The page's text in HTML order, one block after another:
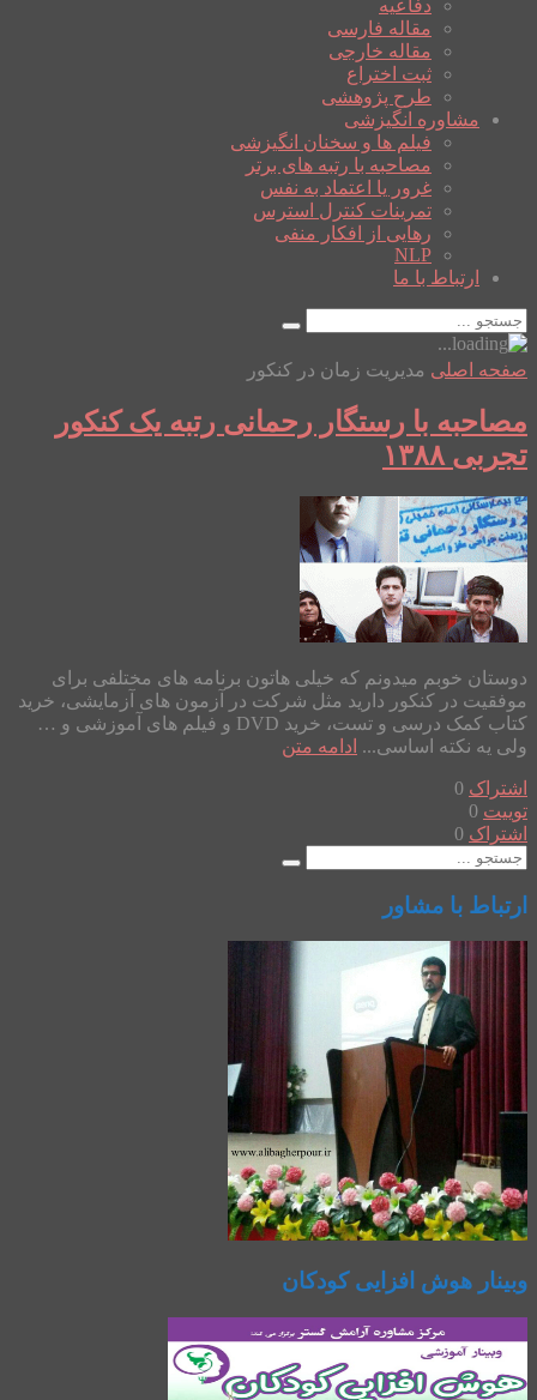
دفاعیه
مقاله فارسی
مقاله خارجی
ثبت اختراع
طرح پژوهشی
مشاوره انگیزشی
فیلم ها و سخنان انگیزشی
مصاحبه با رتبه های برتر
غرور یا اعتماد به نفس
تمرینات کنترل استرس
رهایی از افکار منفی
NLP
ارتباط با ما
صفحه اصلی مدیریت زمان در کنکور
مصاحبه با رستگار رحمانی رتبه یک کنکور
تجربی ۱۳۸۸
دوستان خوبم میدونم که خیلی هاتون برنامه های مختلفی برای
موفقیت در کنکور دارید مثل شرکت در آزمون های آزمایشی، خرید
کتاب کمک درسی و تست، خرید DVD و فیلم های آموزشی و …
ولی یه نکته اساسی... ادامه متن
اشتراک 0
توییت 0
اشتراک 0
ارتباط با مشاور
وبینار هوش افزایی کودکان